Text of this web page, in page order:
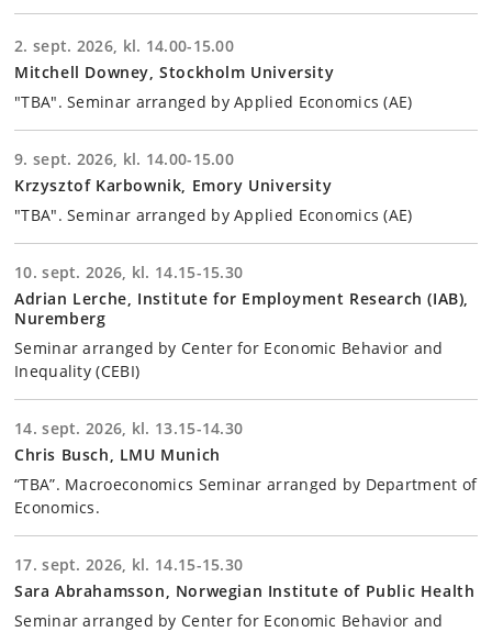
2. sept. 2026, kl. 14.00-15.00
Mitchell Downey, Stockholm University
"TBA". Seminar arranged by Applied Economics (AE)
9. sept. 2026, kl. 14.00-15.00
Krzysztof Karbownik, Emory University
"TBA". Seminar arranged by Applied Economics (AE)
10. sept. 2026, kl. 14.15-15.30
Adrian Lerche, Institute for Employment Research (IAB),
Nuremberg
Seminar arranged by Center for Economic Behavior and
Inequality (CEBI)
14. sept. 2026, kl. 13.15-14.30
Chris Busch, LMU Munich
“TBA”. Macroeconomics Seminar arranged by Department of
Economics.
17. sept. 2026, kl. 14.15-15.30
Sara Abrahamsson, Norwegian Institute of Public Health
Seminar arranged by Center for Economic Behavior and